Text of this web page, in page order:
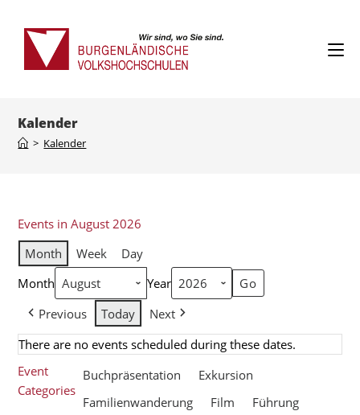
Kalender
> Kalender
Events in August 2026
Month
Week
Day
Month
Year
Previous
Today
Next
There are no events scheduled during these dates.
Event
Categories
Buchpräsentation
Exkursion
Familienwanderung
Film
Führung